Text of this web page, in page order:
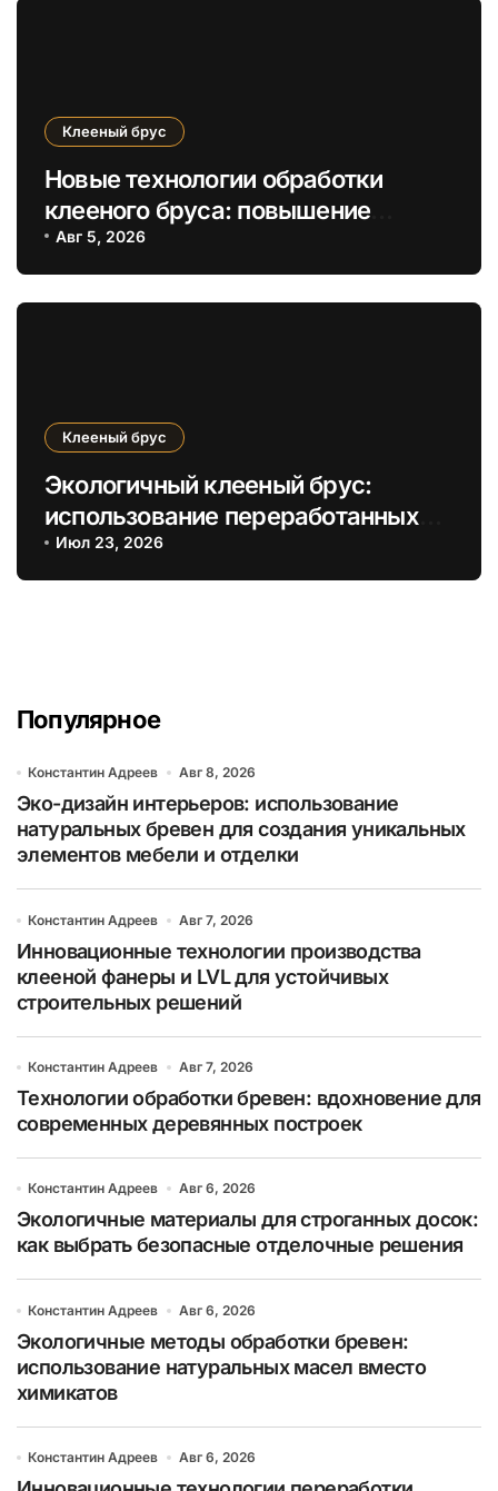
Клееный брус
Новые технологии обработки
клееного бруса: повышение
энергоэффективности и
экологичности
Авг 5, 2026
Клееный брус
Экологичный клееный брус:
использование переработанных
древесных отходов для
устойчивого строительства
Июл 23, 2026
Популярное
Константин Адреев Авг 8, 2026
Эко-дизайн интерьеров: использование
натуральных бревен для создания уникальных
элементов мебели и отделки
Константин Адреев Авг 7, 2026
Инновационные технологии производства
клееной фанеры и LVL для устойчивых
строительных решений
Константин Адреев Авг 7, 2026
Технологии обработки бревен: вдохновение для
современных деревянных построек
Константин Адреев Авг 6, 2026
Экологичные материалы для строганных досок:
как выбрать безопасные отделочные решения
Константин Адреев Авг 6, 2026
Экологичные методы обработки бревен:
использование натуральных масел вместо
химикатов
Константин Адреев Авг 6, 2026